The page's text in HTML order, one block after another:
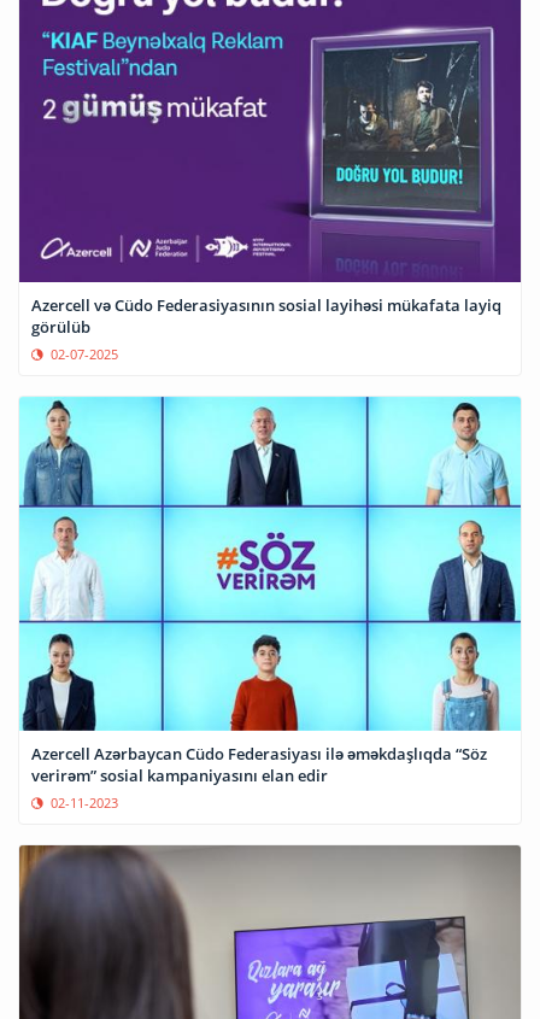
Azercell və Cüdo Federasiyasının sosial layihəsi mükafata layiq
görülüb
02-07-2025
Azercell Azərbaycan Cüdo Federasiyası ilə əməkdaşlıqda “Söz
verirəm” sosial kampaniyasını elan edir
02-11-2023